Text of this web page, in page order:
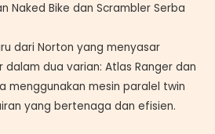
Naked Bike dan Scrambler Serba
dari Norton yang menyasar
dalam dua varian: Atlas Ranger dan
menggunakan mesin paralel twin
yang bertenaga dan efisien.